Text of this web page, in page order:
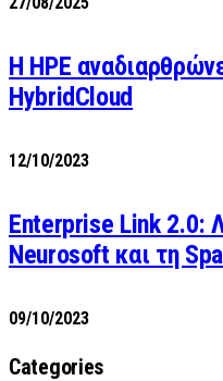
H HPE
HybridCloud
12/10/2023
Enterprise Link 2.0:
Neurosoft και τη
09/10/2023
Categories